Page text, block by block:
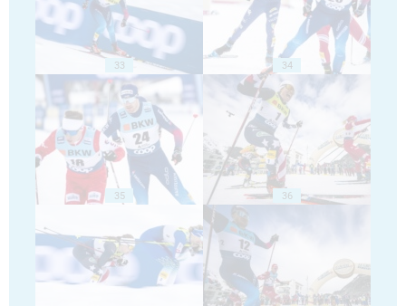
33 34
35 36